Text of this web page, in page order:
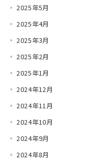
2025年5月
2025年4月
2025年3月
2025年2月
2025年1月
2024年12月
2024年11月
2024年10月
2024年9月
2024年8月